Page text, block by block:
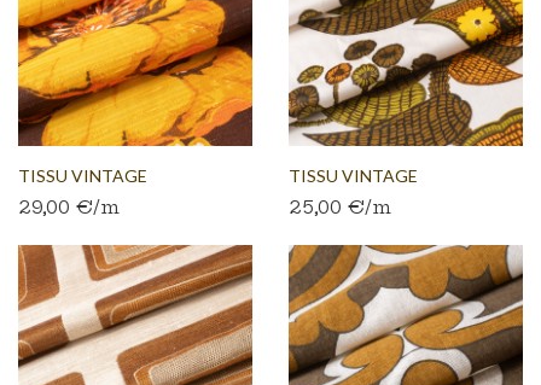
TISSU VINTAGE
AUTHENTIQUE...
29,00 €/m
TISSU VINTAGE
AUTHENTIQUE...
25,00 €/m